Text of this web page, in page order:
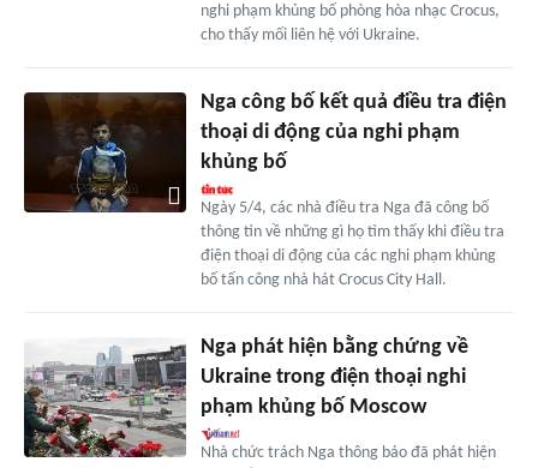
nghi phạm khủng bố phòng hòa nhạc Crocus,
cho thấy mối liên hệ với Ukraine.
Nga công bố kết quả điều tra điện
thoại di động của nghi phạm
khủng bố
Ngày 5/4, các nhà điều tra Nga đã công bố
thông tin về những gì họ tìm thấy khi điều tra
điện thoại di động của các nghi phạm khủng
bố tấn công nhà hát Crocus City Hall.
Nga phát hiện bằng chứng về
Ukraine trong điện thoại nghi
phạm khủng bố Moscow
Nhà chức trách Nga thông báo đã phát hiện